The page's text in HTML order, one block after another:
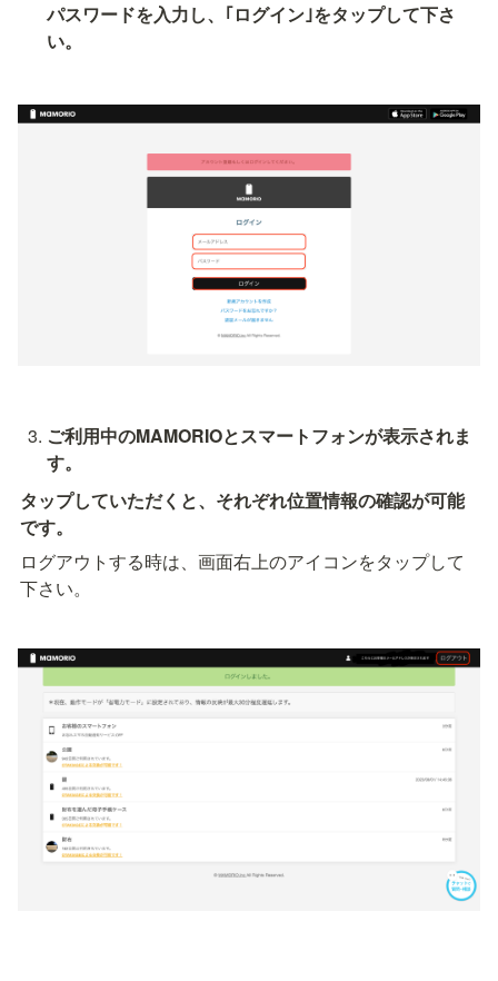
パスワードを入力し、｢ログイン｣をタップして下さ
い。
ご利用中のMAMORIOとスマートフォンが表示されま
す。
タップしていただくと、それぞれ位置情報の確認が可能
です。
ログアウトする時は、画面右上のアイコンをタップして
下さい。